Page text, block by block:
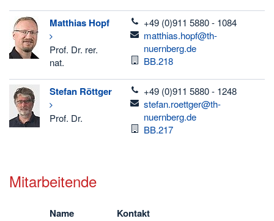
Matthias Hopf
Prof. Dr. rer.
nat.
telefon
+49 (0)911 5880 - 1084
email
matthias.hopf@th-
nuernberg.de
Raum
BB.218
Stefan Röttger
Prof. Dr.
telefon
+49 (0)911 5880 - 1248
email
stefan.roettger@th-
nuernberg.de
Raum
BB.217
Mitarbeitende
Name
Kontakt